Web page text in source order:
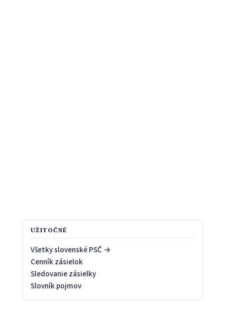
UŽITOČNÉ
Všetky slovenské PSČ →
Cenník zásielok
Sledovanie zásielky
Slovník pojmov